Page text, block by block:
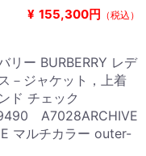
¥ 155,300円 （税込）
リー BURBERRY レデ
－ジャケット，上着
ド チェック
A7028ARCHIVE
マルチカラー outer-